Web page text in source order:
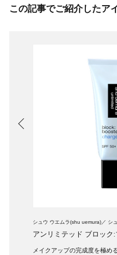
この記事でご紹介したア
シュウ ウエムラ(shu uemura) シ
アンリミテッド ブロック
メイクアップの完成度を極め